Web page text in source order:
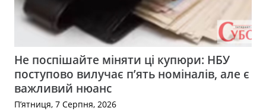
Не поспішайте міняти ці купюри: НБУ
поступово вилучає п’ять номіналів, але є
важливий нюанс
П’ятниця, 7 Серпня, 2026